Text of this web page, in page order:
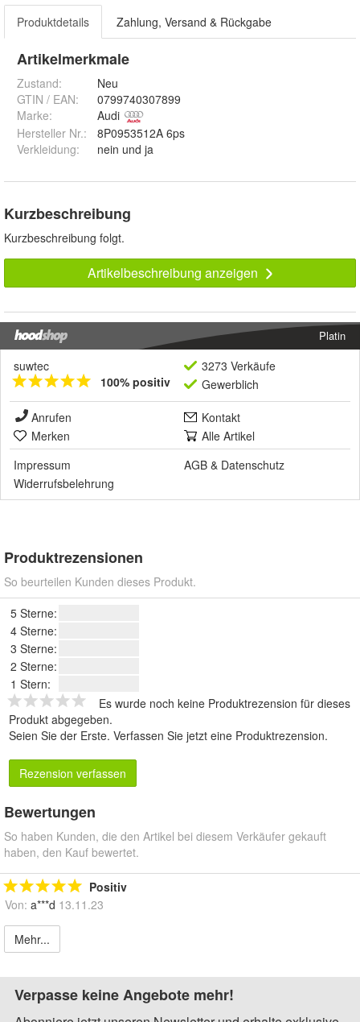
Produktdetails Zahlung, Versand & Rückgabe
Artikelmerkmale
Zustand:
Neu
GTIN / EAN:
0799740307899
Marke:
Audi
Hersteller Nr.:
8P0953512A 6ps
Verkleidung: nein und ja
Kurzbeschreibung
Kurzbeschreibung folgt.
Artikelbeschreibung anzeigen
Platin
suwtec
100% positiv
3273 Verkäufe
Gewerblich
Anrufen
Kontakt
Merken
Alle Artikel
Impressum
AGB & Datenschutz
Widerrufsbelehrung
Produktrezensionen
So beurteilen Kunden dieses Produkt.
5 Sterne:
4 Sterne:
3 Sterne:
2 Sterne:
1 Stern:
Es wurde noch keine Produktrezension für dieses
Produkt abgegeben.
Seien Sie der Erste. Verfassen Sie jetzt eine Produktrezension.
Rezension verfassen
Bewertungen
So haben Kunden, die den Artikel bei diesem Verkäufer gekauft
haben, den Kauf bewertet.
Positiv
Von: a***d 13.11.23
Mehr...
Verpasse keine Angebote mehr!